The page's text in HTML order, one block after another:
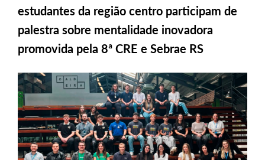
estudantes da região centro participam de
palestra sobre mentalidade inovadora
promovida pela 8ª CRE e Sebrae RS